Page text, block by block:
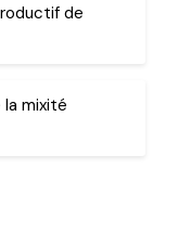
de
mixité